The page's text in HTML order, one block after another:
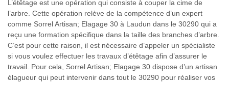
L’étêtage est une opération qui consiste à couper la cime de
l’arbre. Cette opération relève de la compétence d’un expert
comme Sorrel Artisan; Elagage 30 à Laudun dans le 30290 qui a
reçu une formation spécifique dans la taille des branches d’arbre.
C’est pour cette raison, il est nécessaire d’appeler un spécialiste
si vous voulez effectuer les travaux d’étêtage afin d’assurer le
travail. Pour cela, Sorrel Artisan; Elagage 30 dispose d’un artisan
élagueur qui peut intervenir dans tout le 30290 pour réaliser vos